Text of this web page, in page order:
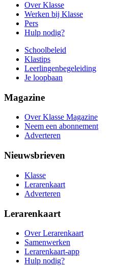
Over Klasse
Werken bij Klasse
Pers
Hulp nodig?
Schoolbeleid
Klastips
Leerlingen­begeleiding
Je loopbaan
Magazine
Over Klasse Magazine
Neem een abonnement
Adverteren
Nieuwsbrieven
Klasse
Lerarenkaart
Adverteren
Lerarenkaart
Over Lerarenkaart
Samenwerken
Lerarenkaart-app
Hulp nodig?